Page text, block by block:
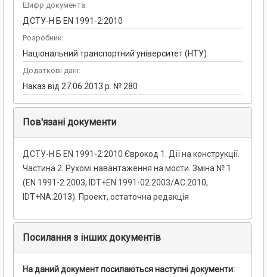
Шифр документа:
ДСТУ-Н Б EN 1991-2:2010
Розробник:
Національний транспортний університет (НТУ)
Додаткові дані:
Наказ від 27.06.2013 р. № 280
Пов'язані документи
ДСТУ-Н Б EN 1991-2:2010 Єврокод 1. Дії на конструкції.
Частина 2. Рухомі навантаження на мости. Зміна № 1
(EN 1991-2:2003, IDТ+EN 1991-02:2003/АС:2010,
IDТ+NA:2013). Проект, остаточна редакція
Посилання з інших документів
На даний документ посилаються наступні документи: